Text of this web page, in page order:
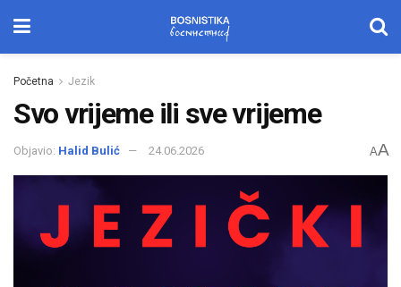
Početna Jezik
Svo vrijeme ili sve vrijeme
Objavio: Halid Bulić 24.06.2026 AA